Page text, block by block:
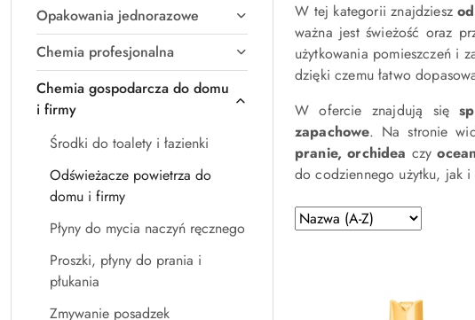
Opakowania jednorazowe
Chemia profesjonalna
Chemia gospodarcza do domu
i firmy
Środki do toalety i łazienki
Odświeżacze powietrza do
domu i firmy
Płyny do mycia naczyń ręcznego
Proszki, płyny do prania i
płukania
Zmywanie posadzek
W tej kategorii znajdziesz
ważna jest świeżość oraz
użytkowania pomieszczeń i
dzięki czemu łatwo
W ofercie znajdują się
zapachowe. Na stronie
pranie, orchidea czy
do codziennego użytku, jak
Zastosowano
sortowanie:
Sortuj
według